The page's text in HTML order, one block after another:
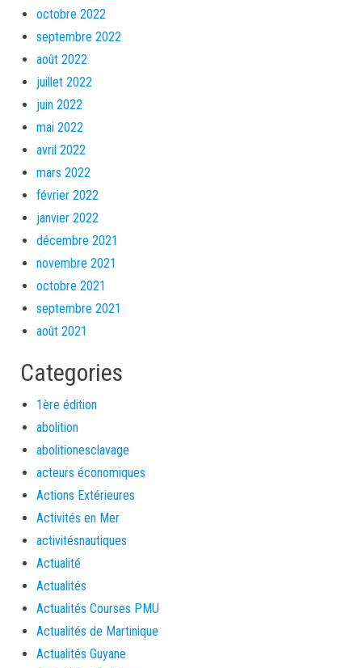
octobre 2022
septembre 2022
août 2022
juillet 2022
juin 2022
mai 2022
avril 2022
mars 2022
février 2022
janvier 2022
décembre 2021
novembre 2021
octobre 2021
septembre 2021
août 2021
Categories
1ère édition
abolition
abolitionesclavage
acteurs économiques
Actions Extérieures
Activités en Mer
activitésnautiques
Actualité
Actualités
Actualités Courses PMU
Actualités de Martinique
Actualités Guyane